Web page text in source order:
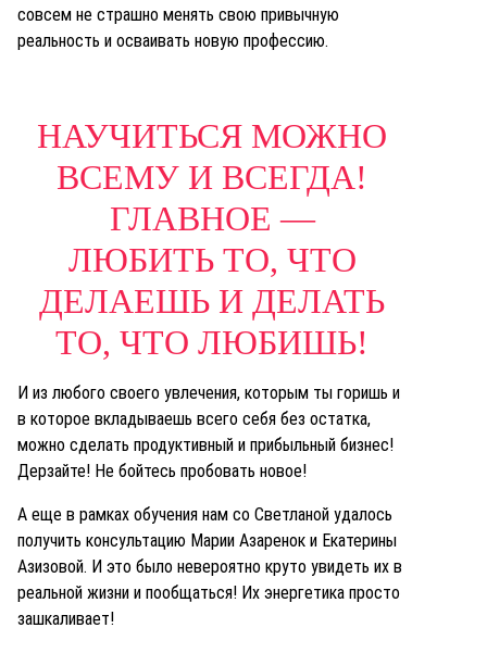
совсем не страшно менять свою привычную
реальность и осваивать новую профессию.
НАУЧИТЬСЯ МОЖНО
ВСЕМУ И ВСЕГДА!
ГЛАВНОЕ —
ЛЮБИТЬ ТО, ЧТО
ДЕЛАЕШЬ И ДЕЛАТЬ
ТО, ЧТО ЛЮБИШЬ!
И из любого своего увлечения, которым ты горишь и
в которое вкладываешь всего себя без остатка,
можно сделать продуктивный и прибыльный бизнес!
Дерзайте! Не бойтесь пробовать новое!
А еще в рамках обучения нам со Светланой удалось
получить консультацию Марии Азаренок и Екатерины
Азизовой. И это было невероятно круто увидеть их в
реальной жизни и пообщаться! Их энергетика просто
зашкаливает!